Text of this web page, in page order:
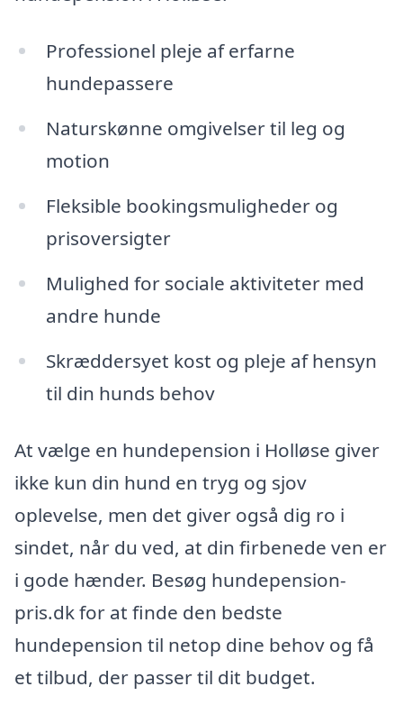
Professionel pleje af erfarne
hundepassere
Naturskønne omgivelser til leg og
motion
Fleksible bookingsmuligheder og
prisoversigter
Mulighed for sociale aktiviteter med
andre hunde
Skræddersyet kost og pleje af hensyn
til din hunds behov
At vælge en hundepension i Holløse giver
ikke kun din hund en tryg og sjov
oplevelse, men det giver også dig ro i
sindet, når du ved, at din firbenede ven er
i gode hænder. Besøg hundepension-
pris.dk for at finde den bedste
hundepension til netop dine behov og få
et tilbud, der passer til dit budget.